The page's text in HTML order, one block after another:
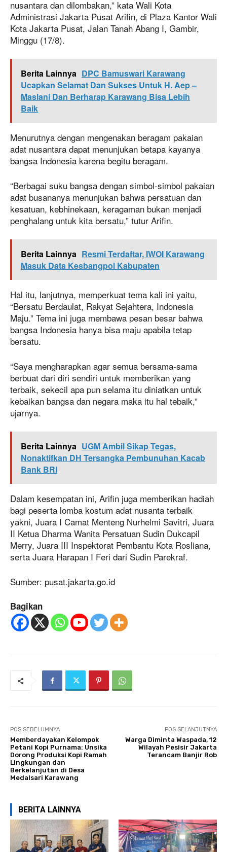
nusantara dan dilombakan,” kata Wali Kota
Administrasi Jakarta Pusat Arifin, di Plaza Kantor Wali
Kota Jakarta Pusat, Jalan Tanah Abang I, Gambir,
Minggu (17/8).
Berita Lainnya DPC Bamuswari Karawang
Ucapkan Selamat Dan Sukses Untuk H. Aep –
Maslani Dan Berharap Karawang Bisa Lebih
Baik
Menurutnya dengan mengenakan beragam pakaian
adat nusantara dapat menunjukan betapa kayanya
bangsa Indonesia karena begitu beragam.
“Berbagai suku bangsa dengan simbol-simbol pakaian
adat busananya menunjukan bahwa persatuan dan
kesatuan, kebhinekaan, keragaman bukan menjadi
penghalang untuk kita bersatu,” tutur Arifin.
Berita Lainnya Resmi Terdaftar, IWOI Karawang
Masuk Data Kesbangpol Kabupaten
Hal itu, lanjutnya, memperkuat tema kali ini yaitu,
“Bersatu Berdaulat, Rakyat Sejahtera, Indonesia
Maju.” Tema ini juga membawa pesan besar bahwa
bangsa Indonesia hanya bisa maju apabila tetap
bersatu.
“Saya mengharapkan agar semua bersama-sama
berbuat dari diri sendiri untuk memberikan yang
terbaik, sekecil apa pun selama itu diniatkan untuk
kebaikan bangsa dan negara maka itu hal tebaik,”
ujarnya.
Berita Lainnya UGM Ambil Sikap Tegas,
Nonaktifkan DH Tersangka Pembunuhan Kacab
Bank BRI
Dalam kesempatan ini, Arifin juga memberikan hadiah
bagi peserta lomba kostum adat nusanta terbaik
yakni, Juara I Camat Menteng Nurhelmi Savitri, Juara
II Ketua Dharma Wanita Persatuan Sudin Dukcapil
Merry, Juara III Inspektorat Pembantu Kota Rosliana,
serta Juara Harapan I Feri dari Sudin Parekraf.
Sumber: pusat.jakarta.go.id
Bagikan
POS SEBELUMNYA
Memberdayakan Kelompok
Petani Kopi Purnama: Unsika
Dorong Produksi Kopi Ramah
Lingkungan dan
Berkelanjutan di Desa
Medalsari Karawang
POS SELANJUTNYA
Warga Diminta Waspada, 12
Wilayah Pesisir Jakarta
Terancam Banjir Rob
BERITA LAINNYA